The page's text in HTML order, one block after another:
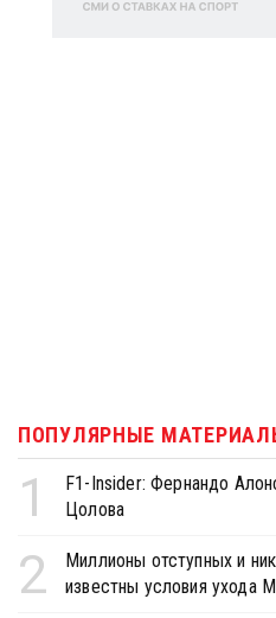
ПОПУЛЯРНЫЕ
1
F1-Insider: Фернандо
Цолова
2
Миллионы отступных и
известны условия ухода